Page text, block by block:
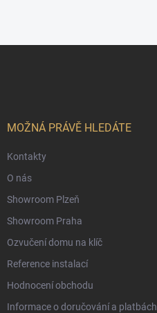
MOŽNÁ PRÁVĚ HLEDÁTE
Kontakty
O nás
Showroom Plzeň
Showroom Praha
Ozvučení domu na klíč
Reference instalací
Hodnocení obchodu
Informace o doručování a platbách